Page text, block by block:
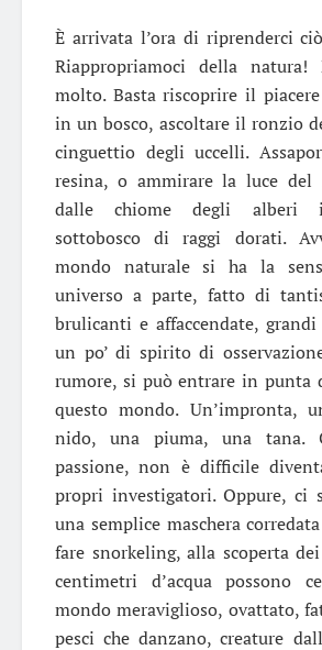
È arrivata l’ora di riprenderci
Riappropriamoci della
molto. Basta riscoprire il
in un bosco, ascoltare il ronzio
cinguettio degli uccelli.
resina, o ammirare la luce del
dalle chiome degli alberi
sottobosco di raggi dorati.
mondo naturale si ha la
universo a parte, fatto di
brulicanti e affaccendate, grandi
un po’ di spirito di
rumore, si può entrare in punta
questo mondo. Un’impronta,
nido, una piuma, una tana.
passione, non è difficile
propri investigatori. Oppure, ci
una semplice maschera
fare snorkeling, alla scoperta
centimetri d’acqua possono
mondo meraviglioso, ovattato,
pesci che danzano, creature